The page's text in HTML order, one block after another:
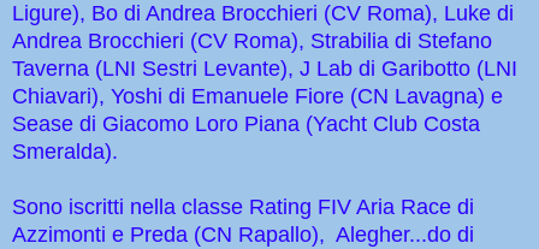
Ligure), Bo di Andrea Brocchieri (CV Roma), Luke di
Andrea Brocchieri (CV Roma), Strabilia di Stefano
Taverna (LNI Sestri Levante), J Lab di Garibotto (LNI
Chiavari), Yoshi di Emanuele Fiore (CN Lavagna) e
Sease di Giacomo Loro Piana (Yacht Club Costa
Smeralda).
Sono iscritti nella classe Rating FIV Aria Race di
Azzimonti e Preda (CN Rapallo), Alegher...do di